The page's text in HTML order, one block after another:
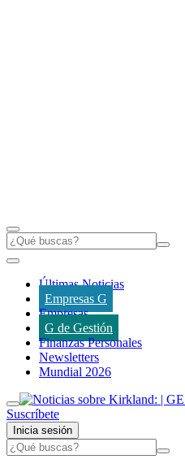
Últimas Noticias
Empresas G
Empresas
G de Gestión
Finanzas Personales
Newsletters
Mundial 2026
Suscríbete
Inicia sesión